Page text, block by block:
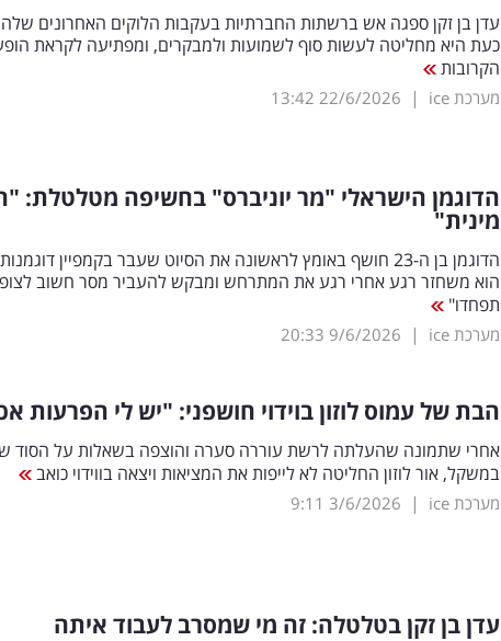
עדן בן זקן ספגה אש ברשתות החברתיות בעקבות הלוקים האחרונים
כעת היא מחליטה לעשות סוף לשמועות ולמבקרים, ומפתיעה לקראת
הקרובות
מערכת ice |
22/6/2026
13:42
הדוגמן הישראלי "מר יוניברס" בחשיפה מטלטלת:
מינית"
הדוגמן בן ה-23 חושף באומץ לראשונה את הסיוט שעבר בקמפיין
הוא משחזר רגע אחרי רגע את המתרחש ומבקש להעביר מסר חשוב
תפחדו"
מערכת ice |
9/6/2026
20:33
הבת של עמוס לוזון בוידוי חושפני: "יש לי הפרעות
אחרי שתמונה שהעלתה לרשת עוררה סערה והוצפה בשאלות על הסוד
במשקל, אור לוזון החליטה לא לייפות את המציאות ויצאה בווידוי כואב
מערכת ice |
3/6/2026
9:11
עדן בן זקן בטלטלה: זה מי שמסרב לעבוד איתה